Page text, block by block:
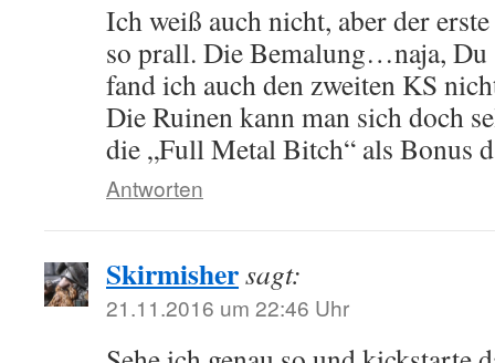
Ich weiß auch nicht, aber der
so prall. Die Bemalung…naja, Du
fand ich auch den zweiten KS
Die Ruinen kann man sich doch
die „Full Metal Bitch“ als Bonus
Antworten
Skirmishersagt:
21.11.2016 um 22:46 Uhr